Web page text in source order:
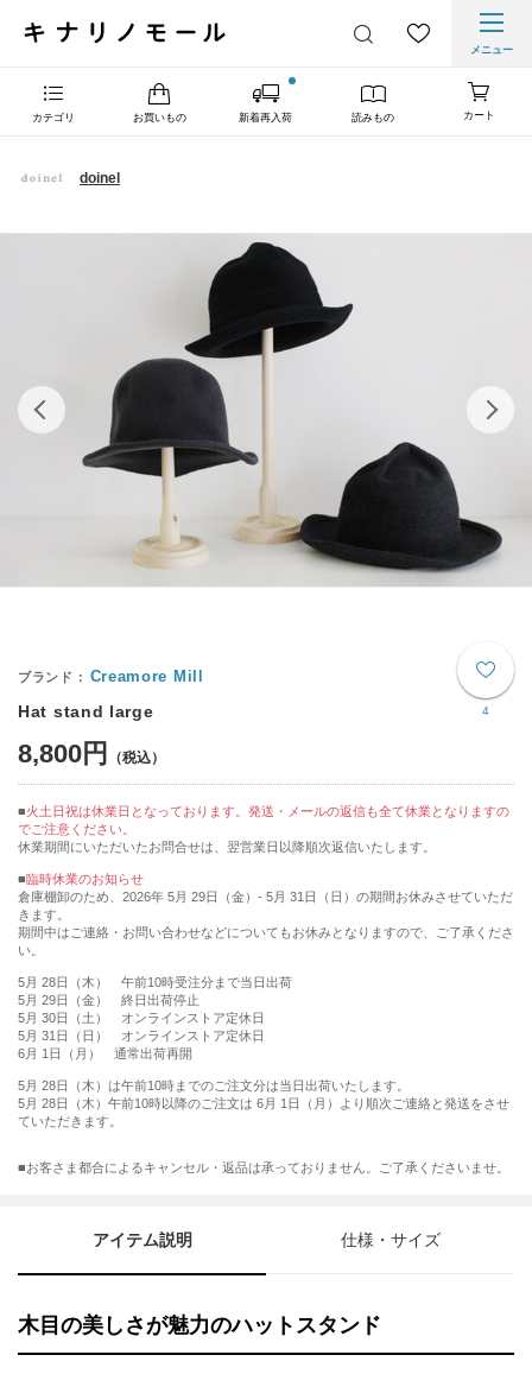
メニュー
カテゴリ お買いもの 新着再入荷 読みもの カート
doinel
4
Creamore Mill
Hat stand large
8,800円
火土日祝は休業日となっております。発送・メールの返信も全て休業となりますの
でご注意ください。
休業期間にいただいたお問合せは、翌営業日以降順次返信いたします。
■臨時休業のお知らせ
倉庫棚卸のため、2026年 5月 29日（金）- 5月 31日（日）の期間お休みさせていただ
きます。
期間中はご連絡・お問い合わせなどについてもお休みとなりますので、ご了承くださ
い。
5月 28日（木） 午前10時受注分まで当日出荷
5月 29日（金） 終日出荷停止
5月 30日（土） オンラインストア定休日
5月 31日（日） オンラインストア定休日
6月 1日（月） 通常出荷再開
5月 28日（木）は午前10時までのご注文分は当日出荷いたします。
5月 28日（木）午前10時以降のご注文は 6月 1日（月）より順次ご連絡と発送をさせ
ていただきます。
■お客さま都合によるキャンセル・返品は承っておりません。ご了承くださいませ。
アイテム説明 仕様・サイズ
木目の美しさが魅力のハットスタンド